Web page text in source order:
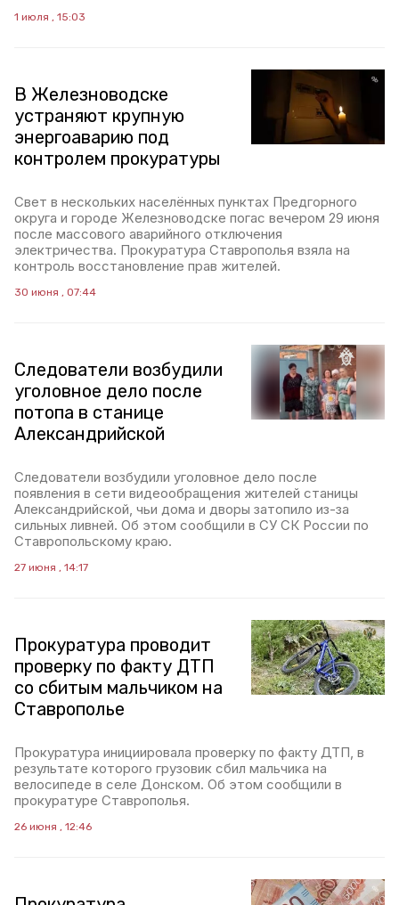
1 июля , 15:03
В Железноводске
устраняют крупную
энергоаварию под
контролем прокуратуры
Свет в нескольких населённых пунктах Предгорного
округа и городе Железноводске погас вечером 29 июня
после массового аварийного отключения
электричества. Прокуратура Ставрополья взяла на
контроль восстановление прав жителей.
30 июня , 07:44
Следователи возбудили
уголовное дело после
потопа в станице
Александрийской
Следователи возбудили уголовное дело после
появления в сети видеообращения жителей станицы
Александрийской, чьи дома и дворы затопило из-за
сильных ливней. Об этом сообщили в СУ СК России по
Ставропольскому краю.
27 июня , 14:17
Прокуратура проводит
проверку по факту ДТП
со сбитым мальчиком на
Ставрополье
Прокуратура инициировала проверку по факту ДТП, в
результате которого грузовик сбил мальчика на
велосипеде в селе Донском. Об этом сообщили в
прокуратуре Ставрополья.
26 июня , 12:46